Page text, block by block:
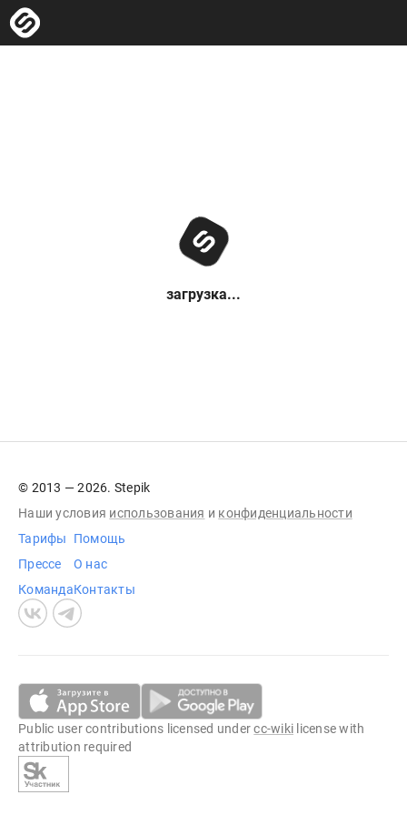
загрузка...
© 2013 — 2026. Stepik
Наши условия использования и конфиденциальности
Тарифы
Прессе
Команда
Помощь
О нас
Контакты
Public user contributions licensed undercc-wiki license with
attribution required